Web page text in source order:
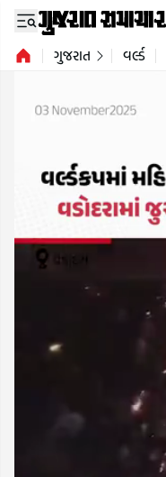
ગુજરાત વર્લ્ડ